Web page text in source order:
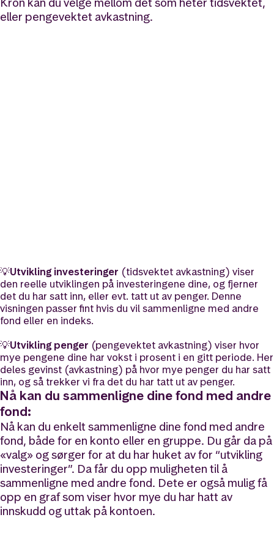
eller pengevektet avkastning.
💡Utvikling investeringer (tidsvektet avkastning) viser
den reelle utviklingen på investeringene dine, og fjerner
det du har satt inn, eller evt. tatt ut av penger. Denne
visningen passer fint hvis du vil sammenligne med andre
fond eller en indeks.
💡Utvikling penger (pengevektet avkastning) viser hvor
mye pengene dine har vokst i prosent i en gitt periode. Her
deles gevinst (avkastning) på hvor mye penger du har satt
inn, og så trekker vi fra det du har tatt ut av penger.
Nå kan du sammenligne dine fond med andre
fond:
Nå kan du enkelt sammenligne dine fond med andre
fond, både for en konto eller en gruppe. Du går da på
«valg» og sørger for at du har huket av for “utvikling
investeringer”. Da får du opp muligheten til å
sammenligne med andre fond. Dete er også mulig få
opp en graf som viser hvor mye du har hatt av
innskudd og uttak på kontoen.